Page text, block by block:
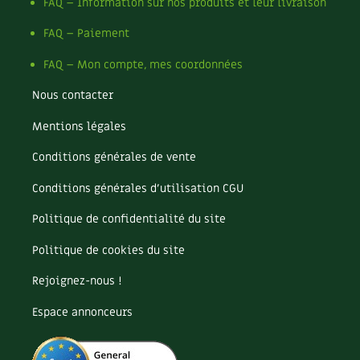
Soins et cosmétiques au naturel
Protéger la nature
Autonomie
Enfants
Les 4 saisons
Archives
FAQ – Paiement
FAQ – Mon compte, mes coordonnées
Nous contacter
Mentions légales
Conditions générales de vente
Conditions générales d’utilisation CGU
Politique de confidentialité du site
Politique de cookies du site
Rejoignez-nous !
Espace annonceurs